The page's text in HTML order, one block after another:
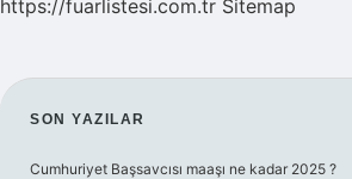
https://fuarlistesi.com.tr Sitemap
SIDEBAR
SON YAZILAR
Cumhuriyet Başsavcısı maaşı ne kadar 2025 ?